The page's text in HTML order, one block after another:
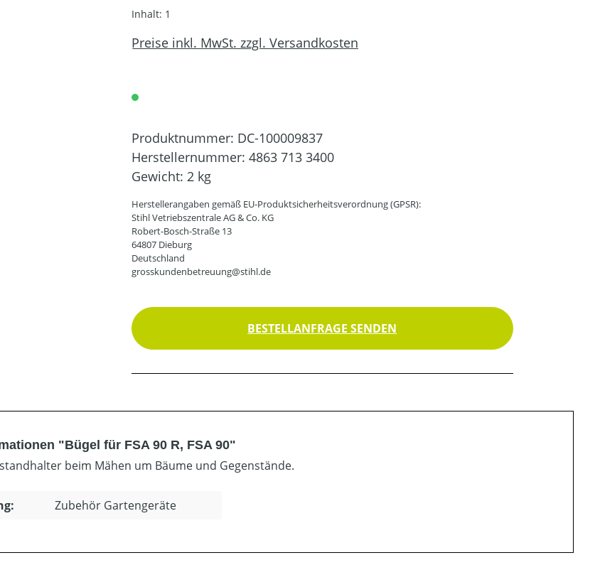
Inhalt: 1
Preise inkl. MwSt. zzgl. Versandkosten
Produktnummer: DC-100009837
Herstellernummer: 4863 713 3400
Gewicht: 2 kg
Herstellerangaben gemäß EU-Produktsicherheitsverordnung (GPSR):
Stihl Vetriebszentrale AG & Co. KG
Robert-Bosch-Straße 13
64807 Dieburg
Deutschland
grosskundenbetreuung@stihl.de
BESTELLANFRAGE SENDEN
"Bügel für FSA 90 R, FSA 90"
beim Mähen um Bäume und Gegenstände.
Zubehör Gartengeräte